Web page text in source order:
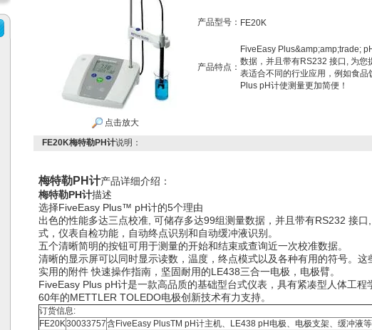
点击放大
产品型号： FE20K
产品特点：
FiveEasy Plus&amp;amp;trade;
数据，并且带有RS232 接口, 为
表适合不同的行业应用，例如食
Plus pH计使测量更加简便！
FE20K梅特勒PH计说明：
梅特勒PH计产品详细介绍：
梅特勒PH计描述
选择FiveEasy Plus™ pH计的5个理由
出色的性能多达三点校准, 可储存多达99组测量数据，并且带有RS232 接
式，仪表自检功能，自动终点识别和自动缓冲液识别。
五个清晰简明的按钮可用于测量的开始和结束或查询近一次校准数据。
清晰的显示屏可以同时显示读数，温度，终点模式以及各种有用的符号。
实用的附件 快速操作指南，坚固耐用的LE438三合一电极，电极臂。
FiveEasy Plus pH计是一款高品质的基础型台式仪表，具有紧凑型人体工
60年的METTLER TOLEDO电极创新技术有力支持。
订货信息:
FE20K30033757含FiveEasy PlusTM pH计主机、LE438 pH电极、电极支架、缓冲液等